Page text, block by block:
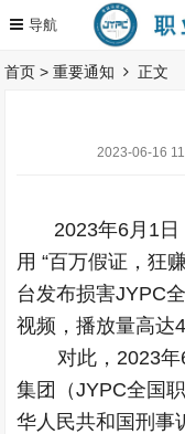
首页 >重要通知 正文
2023-06-16
2023年6月1日
用 “百万假证，狂
台发布损害JYPC
视频，播放量高达
对此，2023
集团（JYPC全国
华人民共和国刑事